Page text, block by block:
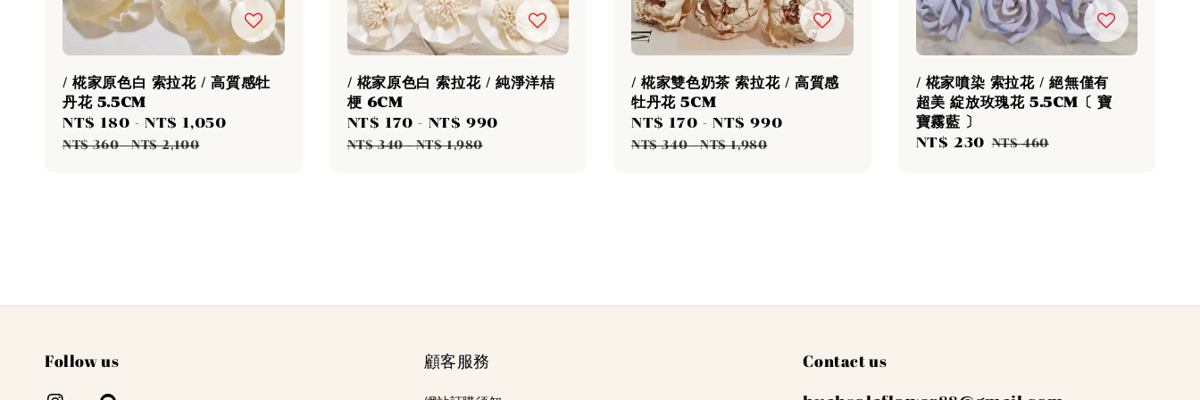
/ 椛家原色白 索拉花 / 高質感牡
丹花 5.5CM
Sale
price
NT$ 180 -NT$ 1,050
NT$ 360-NT$ 2,100
/ 椛家原色白 索拉花 / 純淨洋桔
梗 6CM
Sale
price
NT$ 170 - NT$ 990
NT$ 340-NT$ 1,980
/ 椛家雙色奶茶 索拉花 / 高質感
牡丹花 5CM
Sale
price
NT$ 170 -NT$ 990
NT$ 340-NT$ 1,980
/ 椛家噴染 索拉花 / 絕無僅有
超美 綻放玫瑰花 5.5CM〔 寶
寶霧藍 〕
Sale
NT$ 230 Regular
NT$ 460
Follow us 顧客服務 Contact us